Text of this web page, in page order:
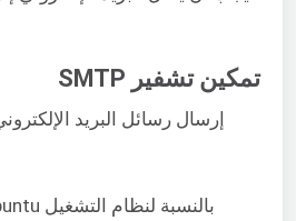
تمكين تشفير SMTP
بالنسبة لنظام التشغيل Ubuntu، فإن أداة